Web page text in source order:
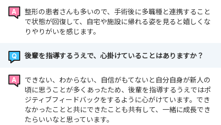
整形の患者さんも多いので、手術後に多職種と連携すること
で状態が回復して、自宅や施設に帰れる姿を見ると嬉しくな
りやりがいを感じます。
後輩を指導するうえで、心掛けていることはありますか？
できない、わからない、自信がもてないと自分自身が新人の
頃に思うことが多くあったため、後輩を指導するうえではポ
ジティブフィードバックをするように心がけています。でき
なかったことと共にできたことも共有して、一緒に成長でき
たらいいなと思っています。